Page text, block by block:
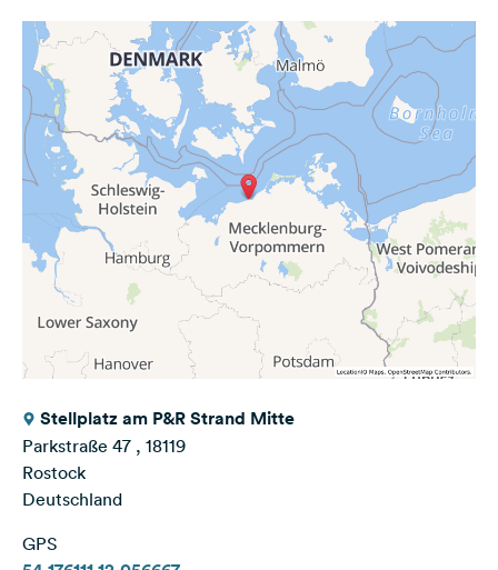
Stellplatz am P&R Strand Mitte
Parkstraße 47 , 18119
Rostock
Deutschland
GPS